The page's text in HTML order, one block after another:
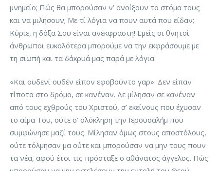
μνημείο; Πώς θα μπορούσαν ν’ ανοίξουν το στόμα τους
και να μιλήσουν; Με τί λόγια να πουν αυτά που είδαν;
Κύριε, η δόξα Σου είναι ανέκφραστη! Εμείς οι θνητοί
άνθρωποι ευκολότερα μπορούμε να την εκφράσουμε με
τη σιωπή και τα δάκρυά μας παρά με λόγια.
«Και ουδενί ουδέν είπον εφοβούντο γαρ». Δεν είπαν
τίποτα στο δρόμο, σε κανέναν. Δε μίλησαν σε κανέναν
από τους εχθρούς του Χριστού, σ’ εκείνους που έχυσαν
το αίμα Του, ούτε σ’ ολόκληρη την Ιερουσαλήμ που
συμφώνησε μαζί τους. Μίλησαν όμως στους αποστόλους,
ούτε τόλμησαν μα ούτε και μπορούσαν να μην τους πουν
τα νέα, αφού έτσι τις πρόσταξε ο αθάνατος άγγελος. Πώς